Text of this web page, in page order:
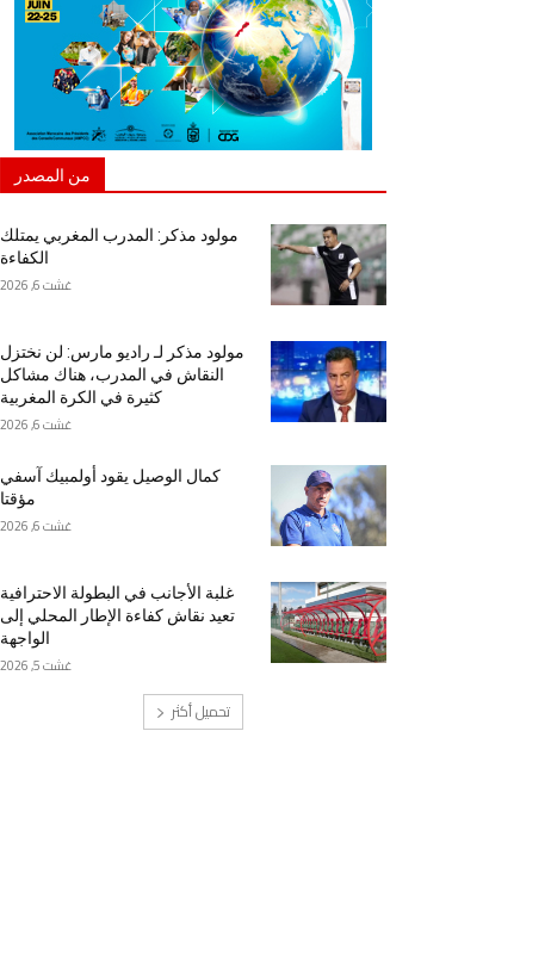
من المصدر
مولود مذكر: المدرب المغربي يمتلك
الكفاءة
غشت 6, 2026
مولود مذكر لـ راديو مارس: لن نختزل
النقاش في المدرب، هناك مشاكل
كثيرة في الكرة المغربية
غشت 6, 2026
كمال الوصيل يقود أولمبيك آسفي
مؤقتا
غشت 6, 2026
غلبة الأجانب في البطولة الاحترافية
تعيد نقاش كفاءة الإطار المحلي إلى
الواجهة
غشت 5, 2026
تحميل أكثر